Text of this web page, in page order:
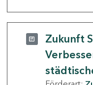
Zukunft